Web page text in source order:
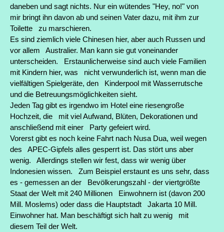
daneben und sagt nichts. Nur ein wütendes "Hey, no!" von
mir bringt ihn davon ab und seinen Vater dazu, mit ihm zur
Toilette zu marschieren.
Es sind ziemlich viele Chinesen hier, aber auch Russen und
vor allem Australier. Man kann sie gut voneinander
unterscheiden. Erstaunlicherweise sind auch viele Familien
mit Kindern hier, was nicht verwunderlich ist, wenn man die
vielfältigen Spielgeräte, den Kinderpool mit Wasserrutsche
und die Betreuungsmöglichkeiten sieht.
Jeden Tag gibt es irgendwo im Hotel eine riesengroße
Hochzeit, die mit viel Aufwand, Blüten, Dekorationen und
anschließend mit einer Party gefeiert wird.
Vorerst gibt es noch keine Fahrt nach Nusa Dua, weil wegen
des APEC-Gipfels alles gesperrt ist. Das stört uns aber
wenig. Allerdings stellen wir fest, dass wir wenig über
Indonesien wissen. Zum Beispiel erstaunt es uns sehr, dass
es - gemessen an der Bevölkerungszahl - der viertgrößte
Staat der Welt mit 240 Millionen Einwohnern ist (davon 200
Mill. Moslems) oder dass die Hauptstadt Jakarta 10 Mill.
Einwohner hat. Man beschäftigt sich halt zu wenig mit
diesem Teil der Welt.